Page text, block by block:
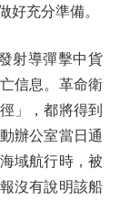
好充分準備。
射導彈擊中貨
信息。革命衛
」，都將得到
辦公室當日通
域航行時，被
沒有說明該船